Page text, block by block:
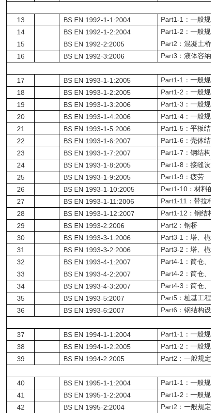
13 BS EN 1992-1-1:2004 Part1-1 ：一般规
14 BS EN 1992-1-2:2004 Part1-2 ：一般规
15 BS EN 1992-2:2005 Part2 ：混凝土桥
16 BS EN 1992-3:2006 Part3 ：液体容纳
17 BS EN 1993-1-1:2005 Part1-1 ：一般规
18 BS EN 1993-1-2:2005 Part1-2 ：一般规
19 BS EN 1993-1-3:2006 Part1-3 ：一般规
20 BS EN 1993-1-4:2006 Part1-4 ：一般规
21 BS EN 1993-1-5:2006 Part1-5 ：平板结构
22 BS EN 1993-1-6:2007 Part1-6 ：壳体结
23 BS EN 1993-1-7:2007 Part1-7 ：钢结构
24 BS EN 1993-1-8:2005 Part1-8 ：接缝设计
25 BS EN 1993-1-9:2005 Part1-9 ：疲劳
26 BS EN 1993-1-10:2005 Part1-10 ：材料
27 BS EN 1993-1-11:2006 Part1-11 ：带拉
28 BS EN 1993-1-12:2007 Part1-12 ：钢结
29 BS EN 1993-2:2006 Part2 ：钢桥
30 BS EN 1993-3-1:2006 Part3-1 ：塔、桅
31 BS EN 1993-3-2:2006 Part3-2 ：塔、桅
32 BS EN 1993-4-1:2007 Part4-1 ：筒仓、
33 BS EN 1993-4-2:2007 Part4-2 ：筒仓、
34 BS EN 1993-4-3:2007 Part4-3 ：筒仓、
35 BS EN 1993-5:2007 Part5 ：桩基工程
36 BS EN 1993-6:2007 Part6 ：钢结构设
37 BS EN 1994-1-1:2004 Part1-1 ：一般规
38 BS EN 1994-1-2:2005 Part1-2 ：一般规
39 BS EN 1994-2:2005 Part2 ：一般规
40 BS EN 1995-1-1:2004 Part1-1 ：一般规
41 BS EN 1995-1-2:2004 Part1-2 ：一般规
42 BS EN 1995-2:2004 Part2 ：一般规